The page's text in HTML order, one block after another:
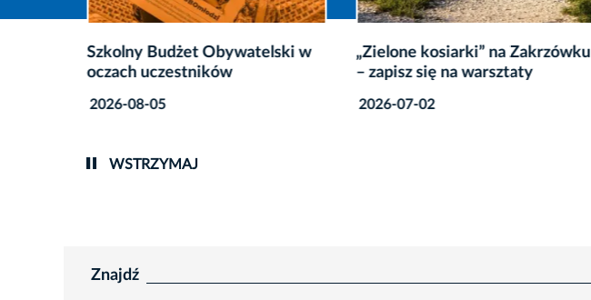
Szkolny Budżet Obywatelski w
oczach uczestników
2026-08-05
„Zielone kosiarki” na Zakrzówku
– zapisz się na warsztaty
2026-07-02
WSTRZYMAJ
Znajdź